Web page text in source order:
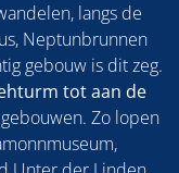
langs de
Neptunbrunnen
gebouw is dit zeg.
tot aan de
Zo lopen